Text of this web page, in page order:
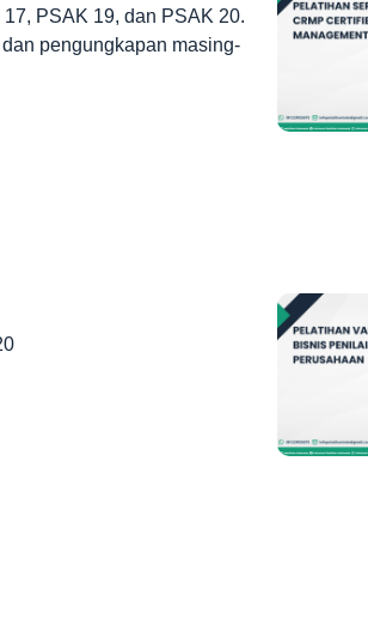
PSAK 19, dan PSAK 20.
pengungkapan masing-